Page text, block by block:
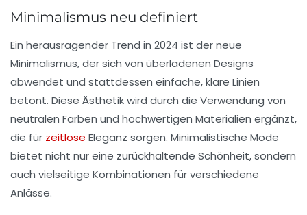
Minimalismus neu definiert
Ein herausragender Trend in 2024 ist derneue
Minimalismus, der sich von überladenen Designs
abwendet und stattdessen einfache, klare Linien
betont. Diese Ästhetik wird durch die Verwendung von
neutralen Farben und hochwertigen Materialien ergänzt,
die für zeitlose Eleganz sorgen. Minimalistische Mode
bietet nicht nur eine zurückhaltende Schönheit, sondern
auch vielseitige Kombinationen für verschiedene
Anlässe.